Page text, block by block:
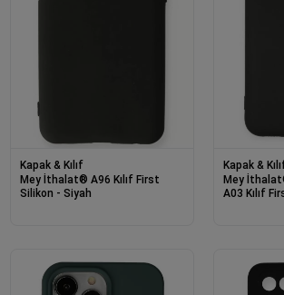
Kapak & Kılıf
Mey İthalat® A96 Kılıf First
Silikon - Siyah
Kapak &
Mey İthalat® Samsung
A03 Kılıf